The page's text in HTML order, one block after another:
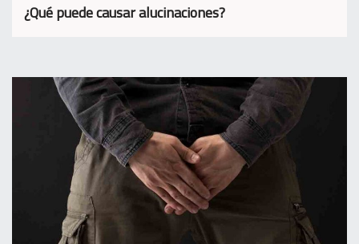
¿Qué puede causar alucinaciones?